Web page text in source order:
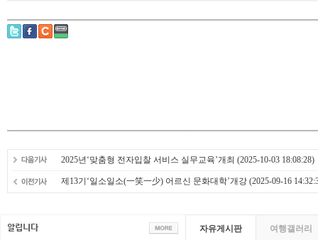
2025년‘맞춤형 전자입찰 서비스 실무교육’개최 (2025-10-03 18:08:28)
제13기‘일소일소(一笑一少) 어르신 문화대학’개강 (2025-09-16
자유게시판 여행갤러리